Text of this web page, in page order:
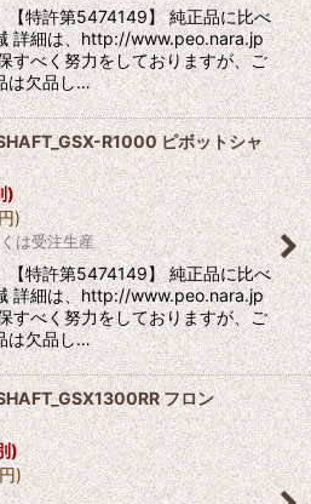
【特許第5474149】 純正品に比べ
詳細は、http://www.peo.nara.jp
すべく努力をしておりますが、ご
は欠品し…
R1000 ピボットシャ
)
)
は受注生産
【特許第5474149】 純正品に比べ
詳細は、http://www.peo.nara.jp
すべく努力をしておりますが、ご
は欠品し…
フロン
)
円)